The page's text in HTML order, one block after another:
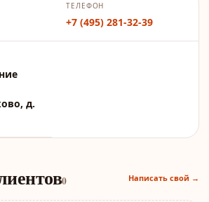
ТЕЛЕФОН
+7 (495) 281-32-39
д.
0 Написать свой →